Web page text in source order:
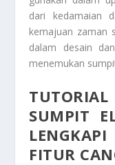
dari kedamaian
kemajuan zaman
dalam desain
menemukan
SUMPIT
FITUR